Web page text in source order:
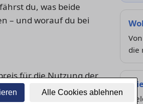
Alle Cookies ablehnen
du, was beide
– und worauf du bei
für die Nutzung der
des Vermieters für das
die